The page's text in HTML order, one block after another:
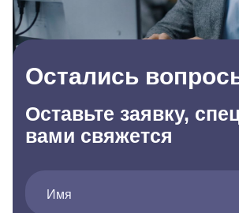
Остались
Оставьте заявку,
вами свяжется
Имя